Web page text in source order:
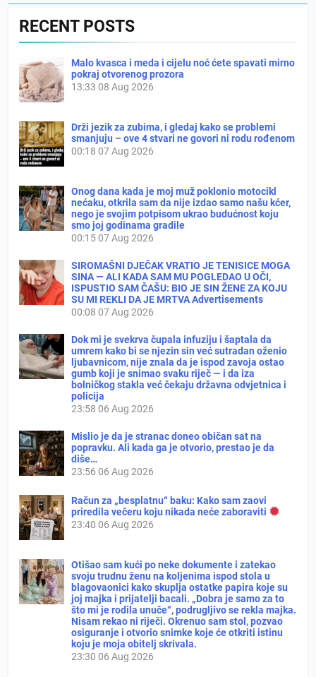
RECENT POSTS
Malo kvasca i meda i cijelu noć ćete spavati mirno
pokraj otvorenog prozora
13:33 08 Aug 2026
Drži jezik za zubima, i gledaj kako se problemi
smanjuju – ove 4 stvari ne govori ni rodu rođenom
00:18 07 Aug 2026
Onog dana kada je moj muž poklonio motocikl
nećaku, otkrila sam da nije izdao samo našu kćer,
nego je svojim potpisom ukrao budućnost koju
smo joj godinama gradile
00:1507 Aug 2026
SIROMAŠNI DJEČAK VRATIO JE TENISICE MOGA
SINA — ALI KADA SAM MU POGLEDAO U OČI,
ISPUSTIO SAM ČAŠU: BIO JE SIN ŽENE ZA KOJU
SU MI REKLI DA JE MRTVA Advertisements
00:08 07 Aug 2026
Dok mi je svekrva čupala infuziju i šaptala da
umrem kako bi se njezin sin već sutradan oženio
ljubavnicom, nije znala da je ispod zavoja ostao
gumb koji je snimao svaku riječ — i da iza
bolničkog stakla već čekaju državna odvjetnica i
policija
23:58 06 Aug 2026
Mislio je da je stranac doneo običan sat na
popravku. Ali kada ga je otvorio, prestao je da
diše…
23:56 06 Aug 2026
Račun za „besplatnu“ baku: Kako sam zaovi
priredila večeru koju nikada neće zaboraviti
23:40 06 Aug 2026
Otišao sam kući po neke dokumente i zatekao
svoju trudnu ženu na koljenima ispod stola u
blagovaonici kako skuplja ostatke papira koje su
joj majka i prijatelji bacali. „Dobra je samo za to
što mi je rodila unuče“, podrugljivo se rekla majka.
Nisam rekao ni riječi. Okrenuo sam stol, pozvao
osiguranje i otvorio snimke koje će otkriti istinu
koju je moja obitelj skrivala.
23:30 06 Aug 2026